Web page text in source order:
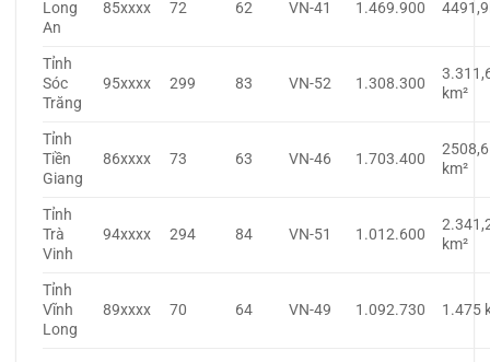
Long
An
85xxxx 72 62 VN-41 1.469.900
Tỉnh
Sóc
Trăng
95xxxx 299 83 VN-52 1.308.300
km²
Tỉnh
Tiền
Giang
86xxxx 73 63 VN-46 1.703.400
2508,6
km²
Tỉnh
Trà
Vinh
94xxxx 294 84 VN-51 1.012.600
km²
Tỉnh
Vĩnh
Long
89xxxx 70 64 VN-49 1.092.730 1.475